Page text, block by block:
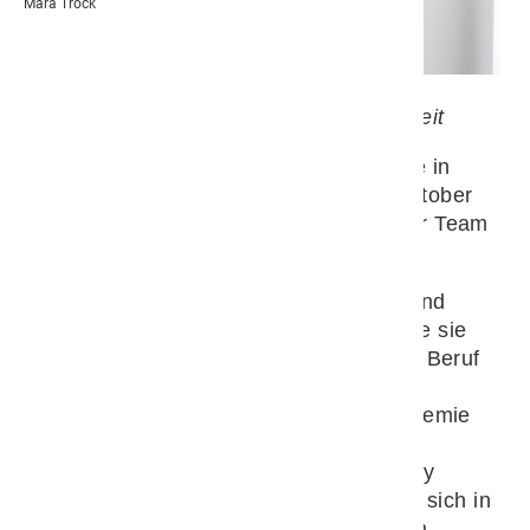
Isa befindet sich aktuell in Elternzeit
Isa Fabi studierte Humanpyhsiotherapie in
ihrer Heimat Lahti. Sie verstärkt seit Oktober
2021 mit viel Know How und Herz unser Team
Nach einigen Jahren Berufserfahrung und
einem Umzug nach Deutschland machte sie
ihren Traum mit Tieren zu arbeiten zum Beruf
Veterinärphysiotherapeutin an der Akademie
Physiotherapie ist ihre Expertise das Dry
Needling. Berufsbegleitend befindet sie sich in
Mara Trock